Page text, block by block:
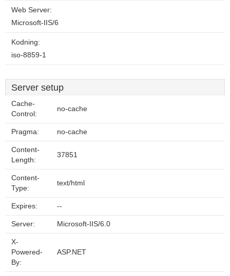
Web Server:
Microsoft-IIS/6
Kodning:
iso-8859-1
Server setup
Cache-
Control:
no-cache
Pragma: no-cache
Content-
Length:
37851
Content-
Type:
text/html
Expires: --
Server: Microsoft-IIS/6.0
X-
Powered-
By:
ASP.NET